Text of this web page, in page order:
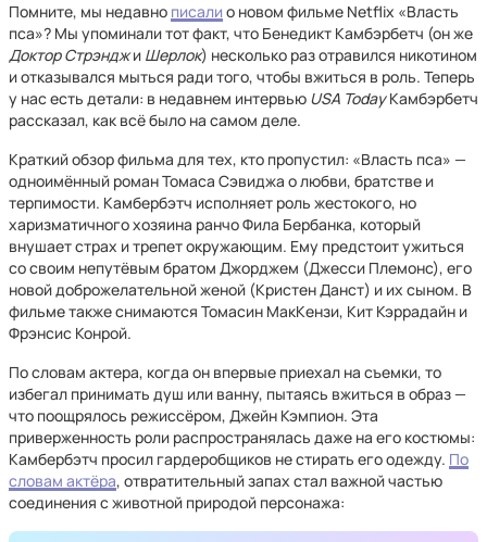
Помните, мы недавно писали о новом фильме Netflix «Власть
пса»? Мы упоминали тот факт, что Бенедикт Камбэрбетч (он же
Доктор Стрэнджи Шерлок) несколько раз отравился никотином
и отказывался мыться ради того, чтобы вжиться в роль. Теперь
у нас есть детали: в недавнем интервью USA TodayКамбэрбетч
рассказал, как всё было на самом деле.
Краткий обзор фильма для тех, кто пропустил: «Власть пса» —
одноимённый роман Томаса Сэвиджа о любви, братстве и
терпимости. Камбербэтч исполняет роль жестокого, но
харизматичного хозяина ранчо Фила Бербанка, который
внушает страх и трепет окружающим. Ему предстоит ужиться
со своим непутёвым братом Джорджем (Джесси Племонс), его
новой доброжелательной женой (Кристен Данст) и их сыном. В
фильме также снимаются Томасин МакКензи, Кит Кэррадайн и
Фрэнсис Конрой.
По словам актера, когда он впервые приехал на съемки, то
избегал принимать душ или ванну, пытаясь вжиться в образ —
что поощрялось режиссёром, Джейн Кэмпион. Эта
приверженность роли распространялась даже на его костюмы:
Камбербэтч просил гардеробщиков не стирать его одежду. По
словам актёра, отвратительный запах стал важной частью
соединения с животной природой персонажа: